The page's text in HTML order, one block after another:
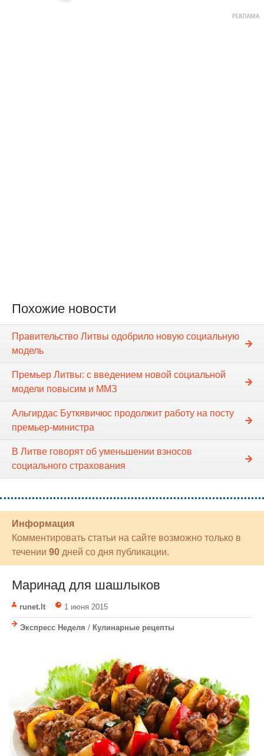
Похожие новости
Правительство Литвы одобрило новую социальную
модель
Премьер Литвы: с введением новой социальной
модели повысим и ММЗ
Альгирдас Буткявичюс продолжит работу на посту
премьер-министра
В Литве говорят об уменьшении взносов
социального страхования
Информация
Комментировать статьи на сайте возможно только в
течении 90 дней со дня публикации.
Маринад для шашлыков
runet.lt 1 июня 2015
Экспресс Неделя / Кулинарные рецепты